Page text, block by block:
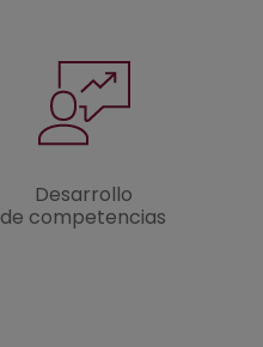
Desarrollo
de competencias